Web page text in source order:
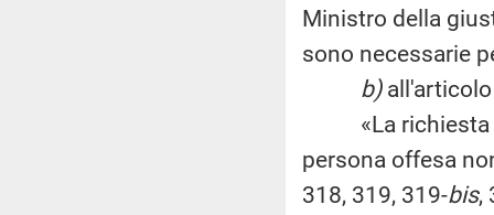
Ministro della
sono necessarie
b)all'articolo
«La richiesta
persona offesa
318, 319, 319-bis,